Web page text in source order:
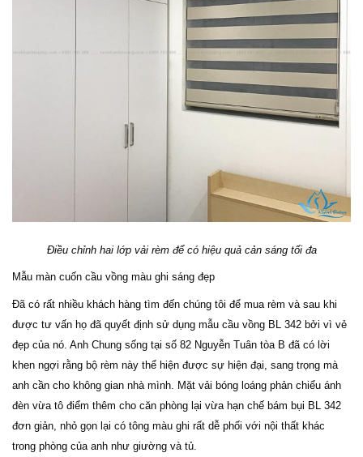
Điều chỉnh hai lớp vải rèm để có hiệu quả cản sáng tối đa
Mẫu màn cuốn cầu vồng màu ghi sáng đẹp
Đã có rất nhiều khách hàng tìm đến chúng tôi để mua rèm và sau khi
được tư vấn họ đã quyết định sử dụng mẫu cầu vồng BL 342 bởi vì vẻ
đẹp của nó. Anh Chung sống tại số 82 Nguyễn Tuân tòa B đã có lời
khen ngợi rằng bộ rèm này thể hiện được sự hiện đại, sang trọng mà
anh cần cho không gian nhà mình. Mặt vải bóng loáng phản chiểu ánh
đèn vừa tô điểm thêm cho căn phòng lại vừa hạn chế bám bụi BL 342
đơn giản, nhỏ gọn lại có tông màu ghi rất dễ phối với nội thất khác
trong phòng của anh như giường và tủ.